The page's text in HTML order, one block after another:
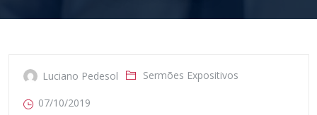
Luciano Pedesol Sermões Expositivos
07/10/2019